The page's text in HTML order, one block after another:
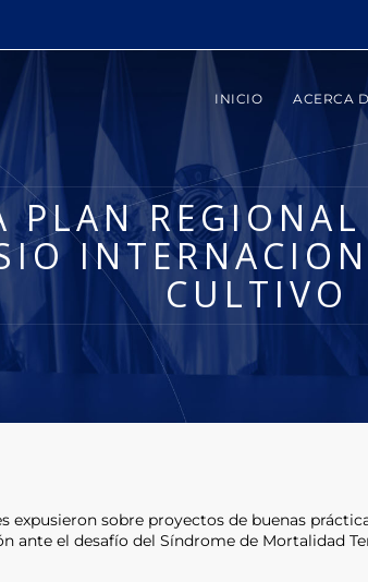
INICIO ACERCA
PLAN
CULTIVO
sobre proyectos de buenas
ante el desafío del Síndrome de Mortalidad